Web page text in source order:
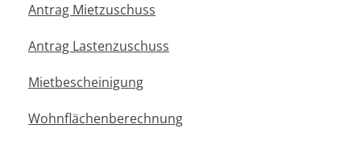
Antrag Mietzuschuss
Antrag Lastenzuschuss
Mietbescheinigung
Wohnflächenberechnung